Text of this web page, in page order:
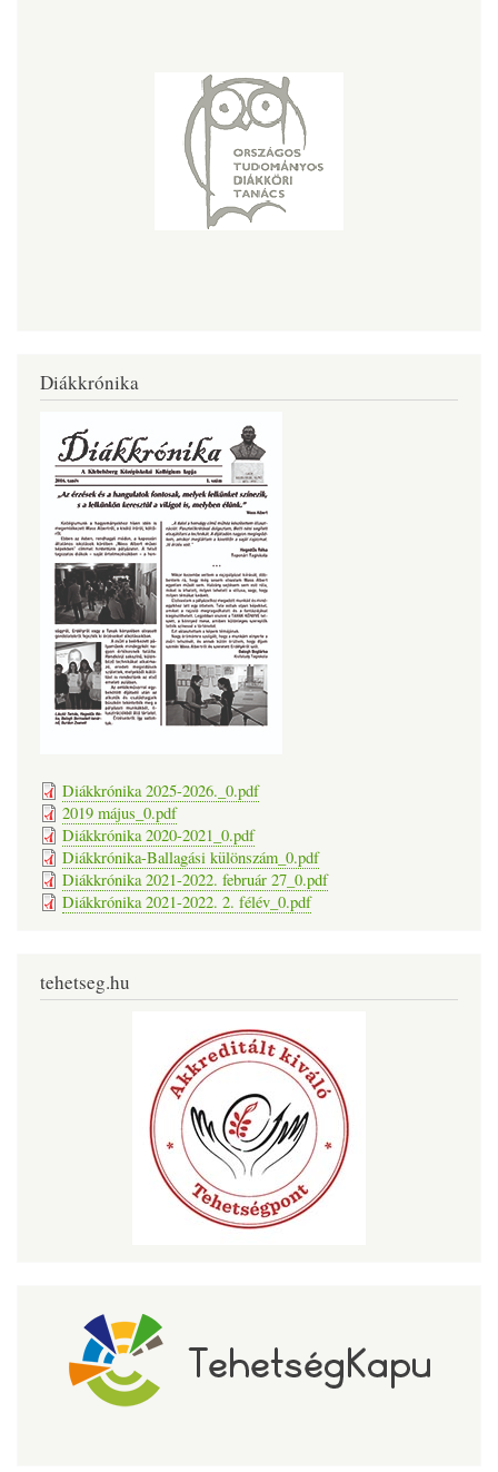
Diákkrónika
Diákkrónika 2025-2026._0.pdf
2019 május_0.pdf
Diákkrónika 2020-2021_0.pdf
Diákkrónika-Ballagási különszám_0.pdf
Diákkrónika 2021-2022. február 27_0.pdf
Diákkrónika 2021-2022. 2. félév_0.pdf
tehetseg.hu